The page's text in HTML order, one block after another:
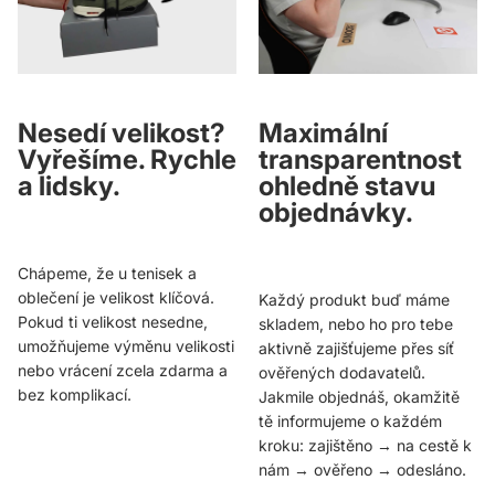
Nesedí velikost?
Vyřešíme. Rychle
a lidsky.
Chápeme, že u tenisek a
oblečení je velikost klíčová.
Pokud ti velikost nesedne,
umožňujeme výměnu velikosti
nebo vrácení zcela zdarma a
bez komplikací.
Maximální
transparentnost
ohledně stavu
objednávky.
Každý produkt buď máme
skladem, nebo ho pro tebe
aktivně zajišťujeme přes síť
ověřených dodavatelů.
Jakmile objednáš, okamžitě
tě informujeme o každém
kroku: zajištěno → na cestě k
nám → ověřeno → odesláno.